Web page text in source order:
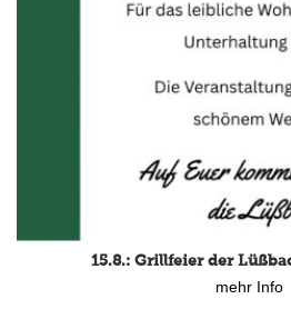
15.8.: Grillfeier der
mehr Info